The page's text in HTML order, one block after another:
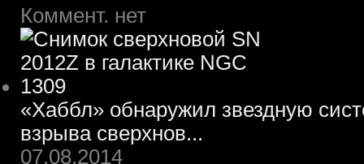
Коммент. нет
«Хаббл» обнаружил звездную
взрыва сверхнов...
07.08.2014